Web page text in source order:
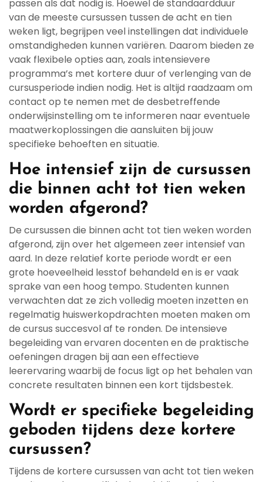
passen als dat nodig is. Hoewel de standaardduur
van de meeste cursussen tussen de acht en tien
weken ligt, begrijpen veel instellingen dat individuele
omstandigheden kunnen variëren. Daarom bieden ze
vaak flexibele opties aan, zoals intensievere
programma’s met kortere duur of verlenging van de
cursusperiode indien nodig. Het is altijd raadzaam om
contact op te nemen met de desbetreffende
onderwijsinstelling om te informeren naar eventuele
maatwerkoplossingen die aansluiten bij jouw
specifieke behoeften en situatie.
Hoe intensief zijn de cursussen
die binnen acht tot tien weken
worden afgerond?
De cursussen die binnen acht tot tien weken worden
afgerond, zijn over het algemeen zeer intensief van
aard. In deze relatief korte periode wordt er een
grote hoeveelheid lesstof behandeld en is er vaak
sprake van een hoog tempo. Studenten kunnen
verwachten dat ze zich volledig moeten inzetten en
regelmatig huiswerkopdrachten moeten maken om
de cursus succesvol af te ronden. De intensieve
begeleiding van ervaren docenten en de praktische
oefeningen dragen bij aan een effectieve
leerervaring waarbij de focus ligt op het behalen van
concrete resultaten binnen een kort tijdsbestek.
Wordt er specifieke begeleiding
geboden tijdens deze kortere
cursussen?
Tijdens de kortere cursussen van acht tot tien weken